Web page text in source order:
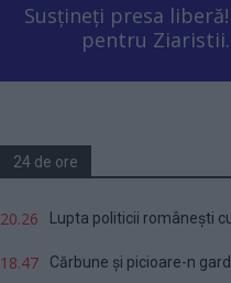
Susțineți presa
pentru
24 de ore
20.26 Lupta politicii românești
18.47 Cărbune și picioare-n gard